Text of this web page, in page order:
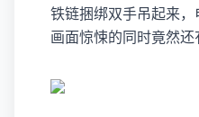
铁链捆绑双手吊起来，
画面惊悚的同时竟然还